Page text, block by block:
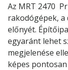
Az MRT 2470
rakodógépek, a
előnyét.
egyaránt lehet
megjelenése
képes